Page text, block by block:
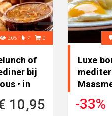
265 7 0
of
bij
• in
10,95
Luxe
-33%